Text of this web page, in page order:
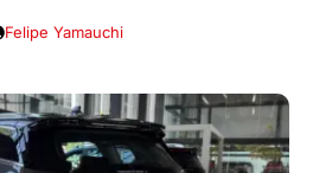
Felipe Yamauchi